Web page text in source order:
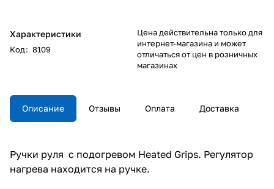
Характеристики
Код: 8109
Цена действительна только для
интернет-магазина и может
отличаться от цен в розничных
магазинах
Описание Отзывы Оплата Доставка
Ручки руля с подогревом Heated Grips. Регулятор
нагрева находится на ручке.